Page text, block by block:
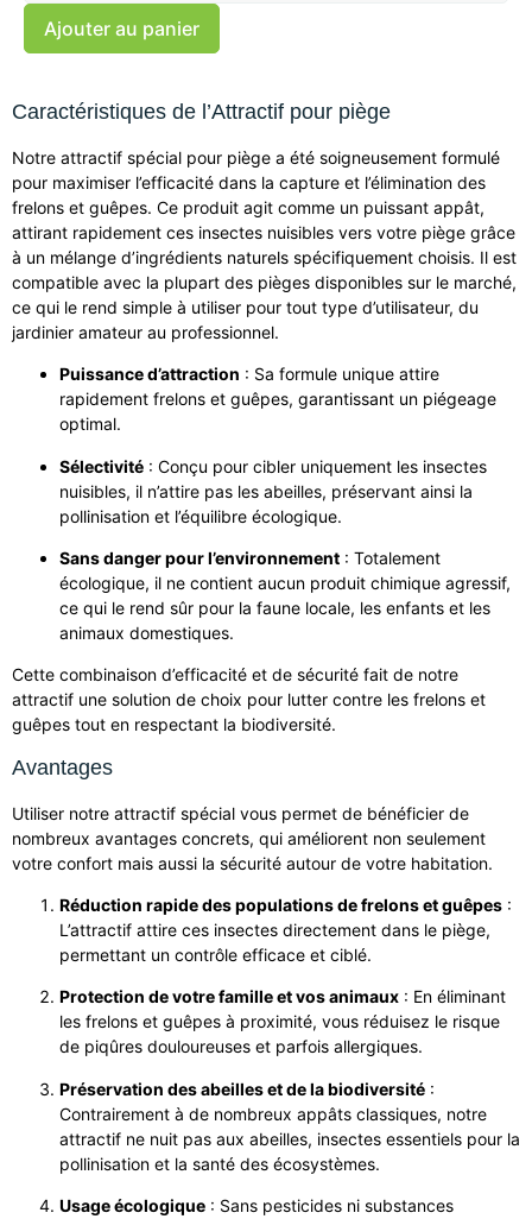
Ajouter au panier
Caractéristiques de l’Attractif pour piège
Notre attractif spécial pour piège a été soigneusement formulé
pour maximiser l’efficacité dans la capture et l’élimination des
frelons et guêpes. Ce produit agit comme un puissant appât,
attirant rapidement ces insectes nuisibles vers votre piège grâce
à un mélange d’ingrédients naturels spécifiquement choisis. Il est
compatible avec la plupart des pièges disponibles sur le marché,
ce qui le rend simple à utiliser pour tout type d’utilisateur, du
jardinier amateur au professionnel.
Puissance d’attraction : Sa formule unique attire
rapidement frelons et guêpes, garantissant un piégeage
optimal.
Sélectivité : Conçu pour cibler uniquement les insectes
nuisibles, il n’attire pas les abeilles, préservant ainsi la
pollinisation et l’équilibre écologique.
Sans danger pour l’environnement : Totalement
écologique, il ne contient aucun produit chimique agressif,
ce qui le rend sûr pour la faune locale, les enfants et les
animaux domestiques.
Cette combinaison d’efficacité et de sécurité fait de notre
attractif une solution de choix pour lutter contre les frelons et
guêpes tout en respectant la biodiversité.
Avantages
Utiliser notre attractif spécial vous permet de bénéficier de
nombreux avantages concrets, qui améliorent non seulement
votre confort mais aussi la sécurité autour de votre habitation.
Réduction rapide des populations de frelons et guêpes :
L’attractif attire ces insectes directement dans le piège,
permettant un contrôle efficace et ciblé.
Protection de votre famille et vos animaux : En éliminant
les frelons et guêpes à proximité, vous réduisez le risque
de piqûres douloureuses et parfois allergiques.
Préservation des abeilles et de la biodiversité :
Contrairement à de nombreux appâts classiques, notre
attractif ne nuit pas aux abeilles, insectes essentiels pour la
pollinisation et la santé des écosystèmes.
Usage écologique : Sans pesticides ni substances